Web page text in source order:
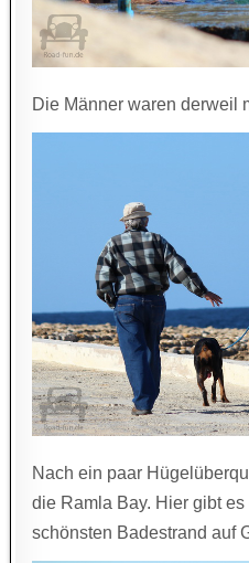
Die Männer waren derweil
Nach ein paar
die Ramla Bay. Hier gibt
schönsten Badestrand auf